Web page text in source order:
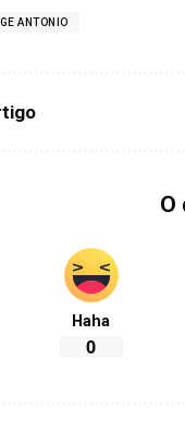
ANTONIO
O
Haha
0